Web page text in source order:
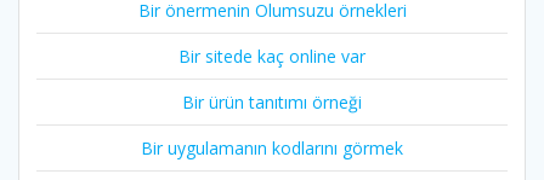
Bir önermenin Olumsuzu örnekleri
Bir sitede kaç online var
Bir ürün tanıtımı örneği
Bir uygulamanın kodlarını görmek